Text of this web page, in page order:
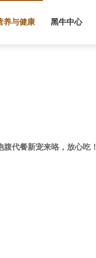
养与健康 黑牛中心
代餐新宠来咯，放心吃！